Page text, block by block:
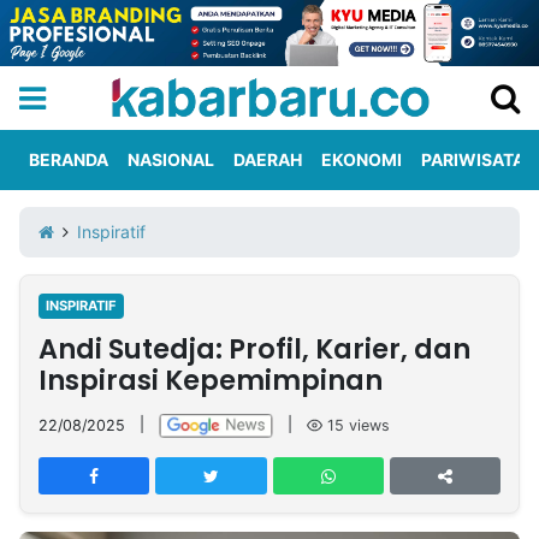
Iklan
Berita
Kami
Nasional
International
Olahraga
Entertainment
Daerah
Pariwisata
Kuliner
Kolom
Network
PT
TREETAN
BERANDA NASIONAL DAERAH EKONOMI PARIWISATA
Inspiratif
INSPIRATIF
Andi Sutedja: Profil, Karier, dan
Inspirasi Kepemimpinan
22/08/2025 15 views